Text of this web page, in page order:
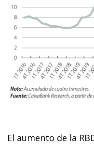
El aumento de la